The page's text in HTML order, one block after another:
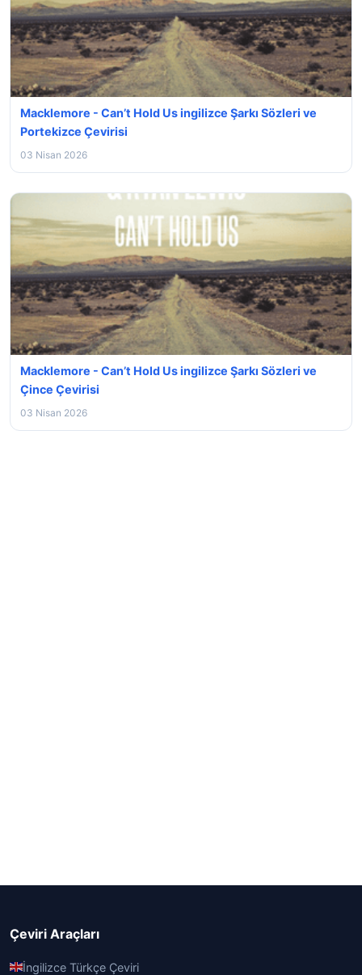
Macklemore - Can’t Hold Us ingilizce Şarkı Sözleri ve
Portekizce Çevirisi
03 Nisan 2026
Macklemore - Can’t Hold Us ingilizce Şarkı Sözleri ve
Çince Çevirisi
03 Nisan 2026
Çeviri Araçları
İngilizce Türkçe Çeviri